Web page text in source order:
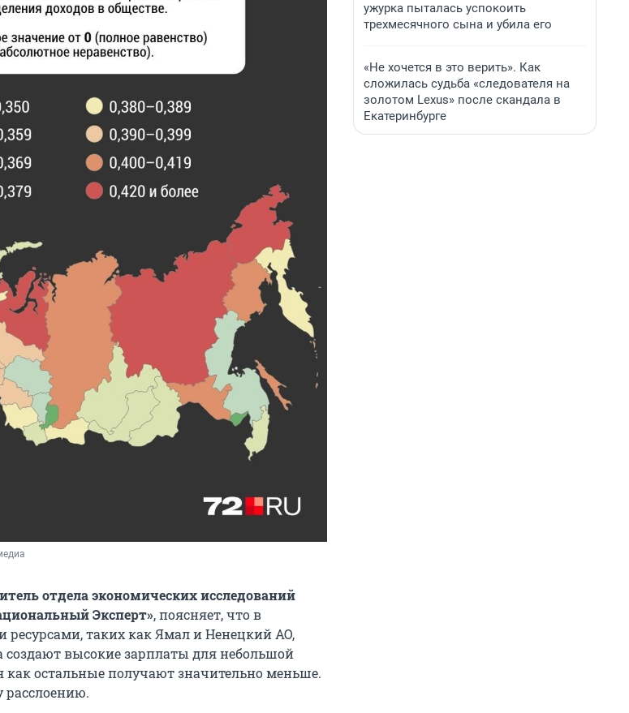
отдела экономических исследований
Эксперт», поясняет, что в
ресурсами, таких как Ямал и Ненецкий АО,
создают высокие зарплаты для небольшой
как остальные получают значительно меньше.
расслоению.
ужурка пыталась успокоить
трехмесячного сына и убила его
«Не хочется в это верить». Как
сложилась судьба «следователя на
золотом Lexus» после скандала в
Екатеринбурге